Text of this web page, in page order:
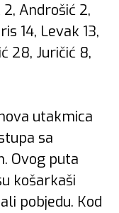
Androšić 2,
14, Levak 13,
28, Juričić 8,
utakmica
sa
Ovog puta
košarkaši
pobjedu. Kod